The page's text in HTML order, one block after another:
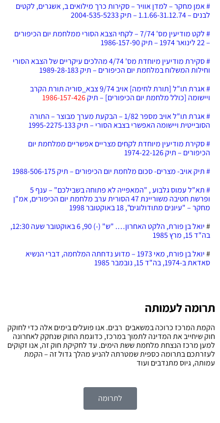
# אמן מחקר – למדן אוויר – סקירות כרך מילואים ב, אשגרים, לקטים
לבנים –1.1.66-31.12.74
–תיק 2004-535-5233
# לקט מודיעין מס' 7/74 – לקחי הצבא הסורי ממלחמת יום הכיפורים
– 22 לינואר 1974 – תיק 1986-157-90
# סקירת מודיעין מיוחדת מס' 4/74 מהלכים עיקריים של הצבא הסורי
וחילות המשלוח במלחמת יום הכיפורים – תיק 1989-28-183
# אגרת תו"ל [תורת לחימה] אויב 9/74 צבא_סוריה תורת הקרב
ויישומה [כולל מלחמת יום הכיפורים] – תיק1986-157-426
# אגרת תו"ל אויב מספר 1/82 – הבקעת מערך מבוצר – התורה
הסובייטית ויישומה האפשרי בצבא הסורי – תיק 1995-2275-133
# סקירת מודיעין מיוחדת לקחים מצריים אפשריים ממלחמת יום
הכיפורים – תיק 1974-22-126
# תיק אויב- מצרים- סכום מלחמת יום הכיפורים – תיק 1988-506-175
# תא"ל עמוס גלבוע , "המאפייה לא פתוחה בשבילכם" – ענף 5
ופרשת חטיבה משוריינת 47 הסורית ערב מלחמת יום הכיפורים, אמ"ן
מחקר – "עיונים מתודולוגים", 18 באוקטובר 1998
#
יואל בן פורת, הלקט האחרון…. "ש" (-) 90, 6 באוקטובר שעה 12:30,
בה"ד 15, מרץ 1985
#
יואל בן פורת, מאי 1973 – מדוע נדחתה המלחמה, דברי הנשיא
סאדאת ב-1974, בה"ד 15, נובמבר 1985
תרומה לעמותה
הקמת המרכז כרוכה במשאבים רבים. אנו פועלים בימים אלה כדי לחוקק
חוק שיחייב את המדינה לתמוך במרכז, כדוגמת החוק שנחקק לאחרונה
למען מרכז הנצחת מלחמת ששת הימים. עד לחקיקת חוק זה, אנו זקוקים
לעזרתכם בתרומה כספית שמטרתה להניע מהלך גדול זה – הקמת
עמותה, גיוס מתנדבים ועוד
לתרומה